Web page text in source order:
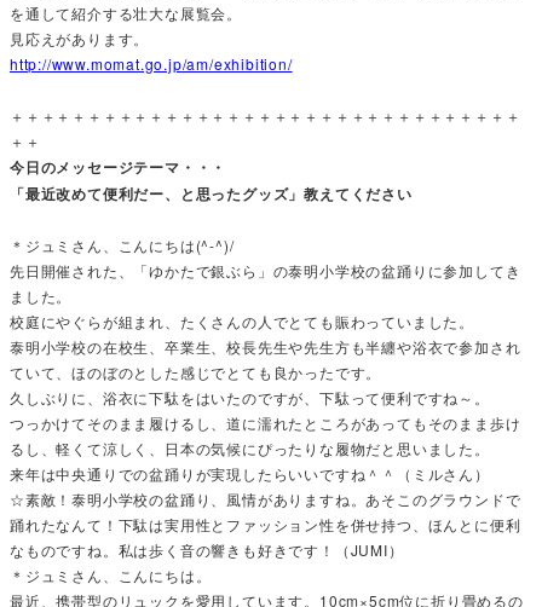
を通して紹介する壮大な展覧会。
見応えがあります。
http://www.momat.go.jp/am/exhibition/
＋＋＋＋＋＋＋＋＋＋＋＋＋＋＋＋＋＋＋＋＋＋＋＋＋＋＋＋＋＋＋＋＋
＋＋
今日のメッセージテーマ・・・
「最近改めて便利だー、と思ったグッズ」教えてください
＊ジュミさん、こんにちは(^-^)/
先日開催された、「ゆかたで銀ぶら」の泰明小学校の盆踊りに参加してき
ました。
校庭にやぐらが組まれ、たくさんの人でとても賑わっていました。
泰明小学校の在校生、卒業生、校長先生や先生方も半纏や浴衣で参加され
ていて、ほのぼのとした感じでとても良かったです。
久しぶりに、浴衣に下駄をはいたのですが、下駄って便利ですね～。
つっかけてそのまま履けるし、道に濡れたところがあってもそのまま歩け
るし、軽くて涼しく、日本の気候にぴったりな履物だと思いました。
来年は中央通りでの盆踊りが実現したらいいですね＾＾（ミルさん）
☆素敵！泰明小学校の盆踊り、風情がありますね。あそこのグラウンドで
踊れたなんて！下駄は実用性とファッション性を併せ持つ、ほんとに便利
なものですね。私は歩く音の響きも好きです！（JUMI）
＊ジュミさん、こんにちは。
最近、携帯型のリュックを愛用しています。10cm×5cm位に折り畳めるの